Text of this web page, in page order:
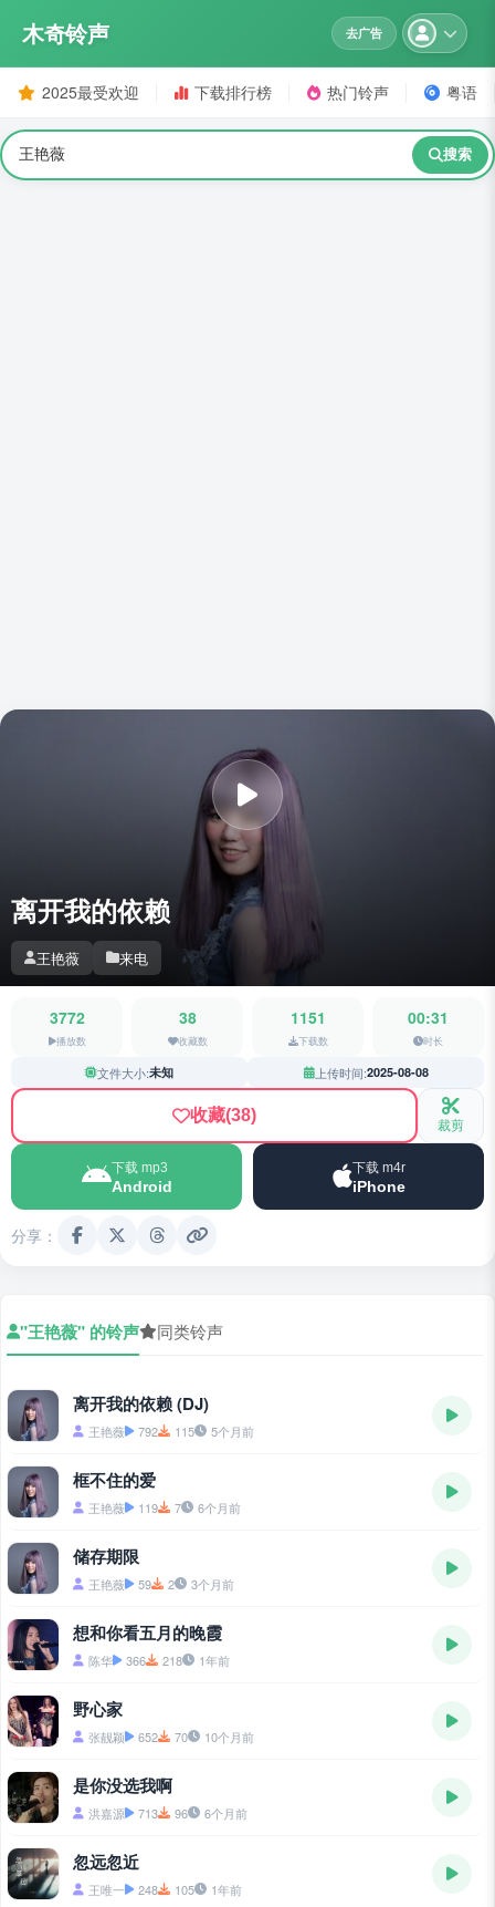
木奇铃声 去广告
2025最受欢迎 下载排行榜 热门铃声 粤语
搜索
离开我的依赖
王艳薇 来电
3772
播放数
38
收藏数
1151
下载数
00:31
时长
文件大小:未知 上传时间:2025-08-08
收藏(38) 裁剪
下载 mp3
Android
下载 m4r
iPhone
分享：
"王艳薇" 的铃声 同类铃声
离开我的依赖 (DJ)
王艳薇 792 115 5个月前
框不住的爱
王艳薇 119 7 6个月前
储存期限
王艳薇 59 2 3个月前
想和你看五月的晚霞
陈华 366 218 1年前
野心家
张靓颖 652 70 10个月前
是你没选我啊
洪嘉源 713 96 6个月前
忽远忽近
王唯一 248 105 1年前